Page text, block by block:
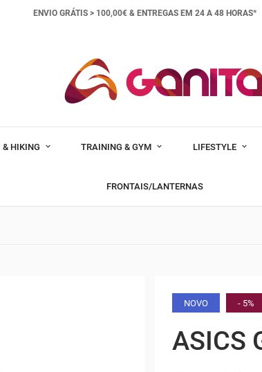
ENVIO GRÁTIS > 100,00€ & ENTREGAS EM 24 A 48 HORAS*
& HIKING TRAINING & GYM LIFESTYLE
FRONTAIS/LANTERNAS
NOVO - 5%
ASICS